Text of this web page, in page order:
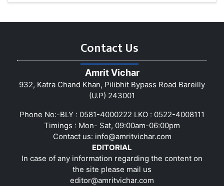
Contact Us
Amrit Vichar
932, Katra Chand Khan, Pilibhit Bypass Road Bareilly
(U.P) 243001
Phone No:-BLY : 0581-4000222 LKO : 0522-4008111
Timings : Mon- Sat, 09:00am-06:00pm
Contact us: info@amritvichar.com
EDITORIAL
In case of any information regarding the content on
the site please mail us
editor@amritvichar.com